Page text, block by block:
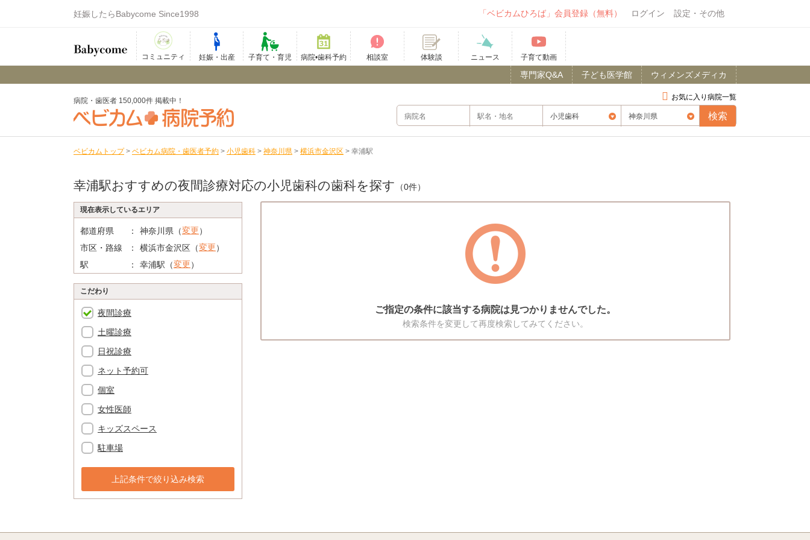
妊娠したらBabycome Since1998 「ベビカムひろば」会員登録（無料） ログイン 設定・その他
コミュニティ 妊娠・出産 子育て・育児 病院•歯科予約 相談室 体験談 ニュース 子育て動画
ウィメンズメディカ
子ども医学館
専門家Q&A
お気に入り病院一覧
病院・歯医者 150,000件 掲載中！
ベビカムトップ > ベビカム病院・歯医者予約 > 小児歯科 > 神奈川県 > 横浜市金沢区 > 幸浦駅
幸浦駅おすすめの夜間診療対応の小児歯科の歯科を探す （0件）
現在表示しているエリア
都道府県 神奈川県（変更）
市区・路線
横浜市金沢区（変更）
駅
幸浦駅（変更）
こだわり
夜間診療
土曜診療
日祝診療
ネット予約可
個室
女性医師
キッズスペース
駐車場
上記条件で絞り込み検索
ご指定の条件に該当する病院は見つかりませんでした。
検索条件を変更して再度検索してみてください。